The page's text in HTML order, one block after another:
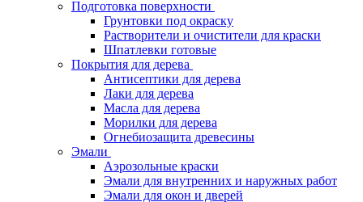
Подготовка поверхности
Грунтовки под окраску
Растворители и очистители для краски
Шпатлевки готовые
Покрытия для дерева
Антисептики для дерева
Лаки для дерева
Масла для дерева
Морилки для дерева
Огнебиозащита древесины
Эмали
Аэрозольные краски
Эмали для внутренних и наружных работ
Эмали для окон и дверей